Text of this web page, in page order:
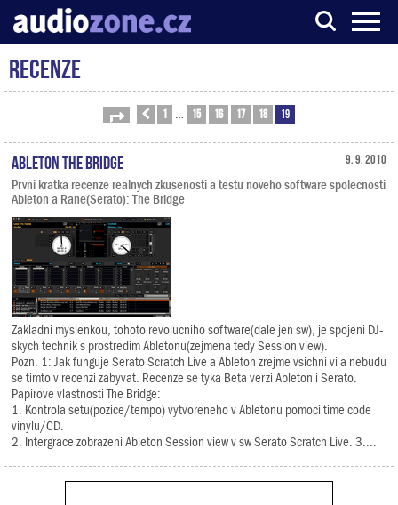
Server o digitálním zpracování zvuku
Recenze
Stránka 19Předchozí
1 15 16 17 18 19
9. 9. 2010
Ableton The Bridge
Prvni kratka recenze realnych zkusenosti a testu noveho software spolecnosti
Ableton a Rane(Serato): The Bridge
Zakladni myslenkou, tohoto revolucniho software(dale jen sw), je spojeni DJ-
skych technik s prostredim Abletonu(zejmena tedy Session view).
Pozn. 1: Jak funguje Serato Scratch Live a Ableton zrejme vsichni vi a nebudu
se timto v recenzi zabyvat. Recenze se tyka Beta verzi Ableton i Serato.
Papirove vlastnosti The Bridge:
1. Kontrola setu(pozice/tempo) vytvoreneho v Abletonu pomoci time code
vinylu/CD.
2. Intergrace zobrazeni Ableton Session view v sw Serato Scratch Live. 3....